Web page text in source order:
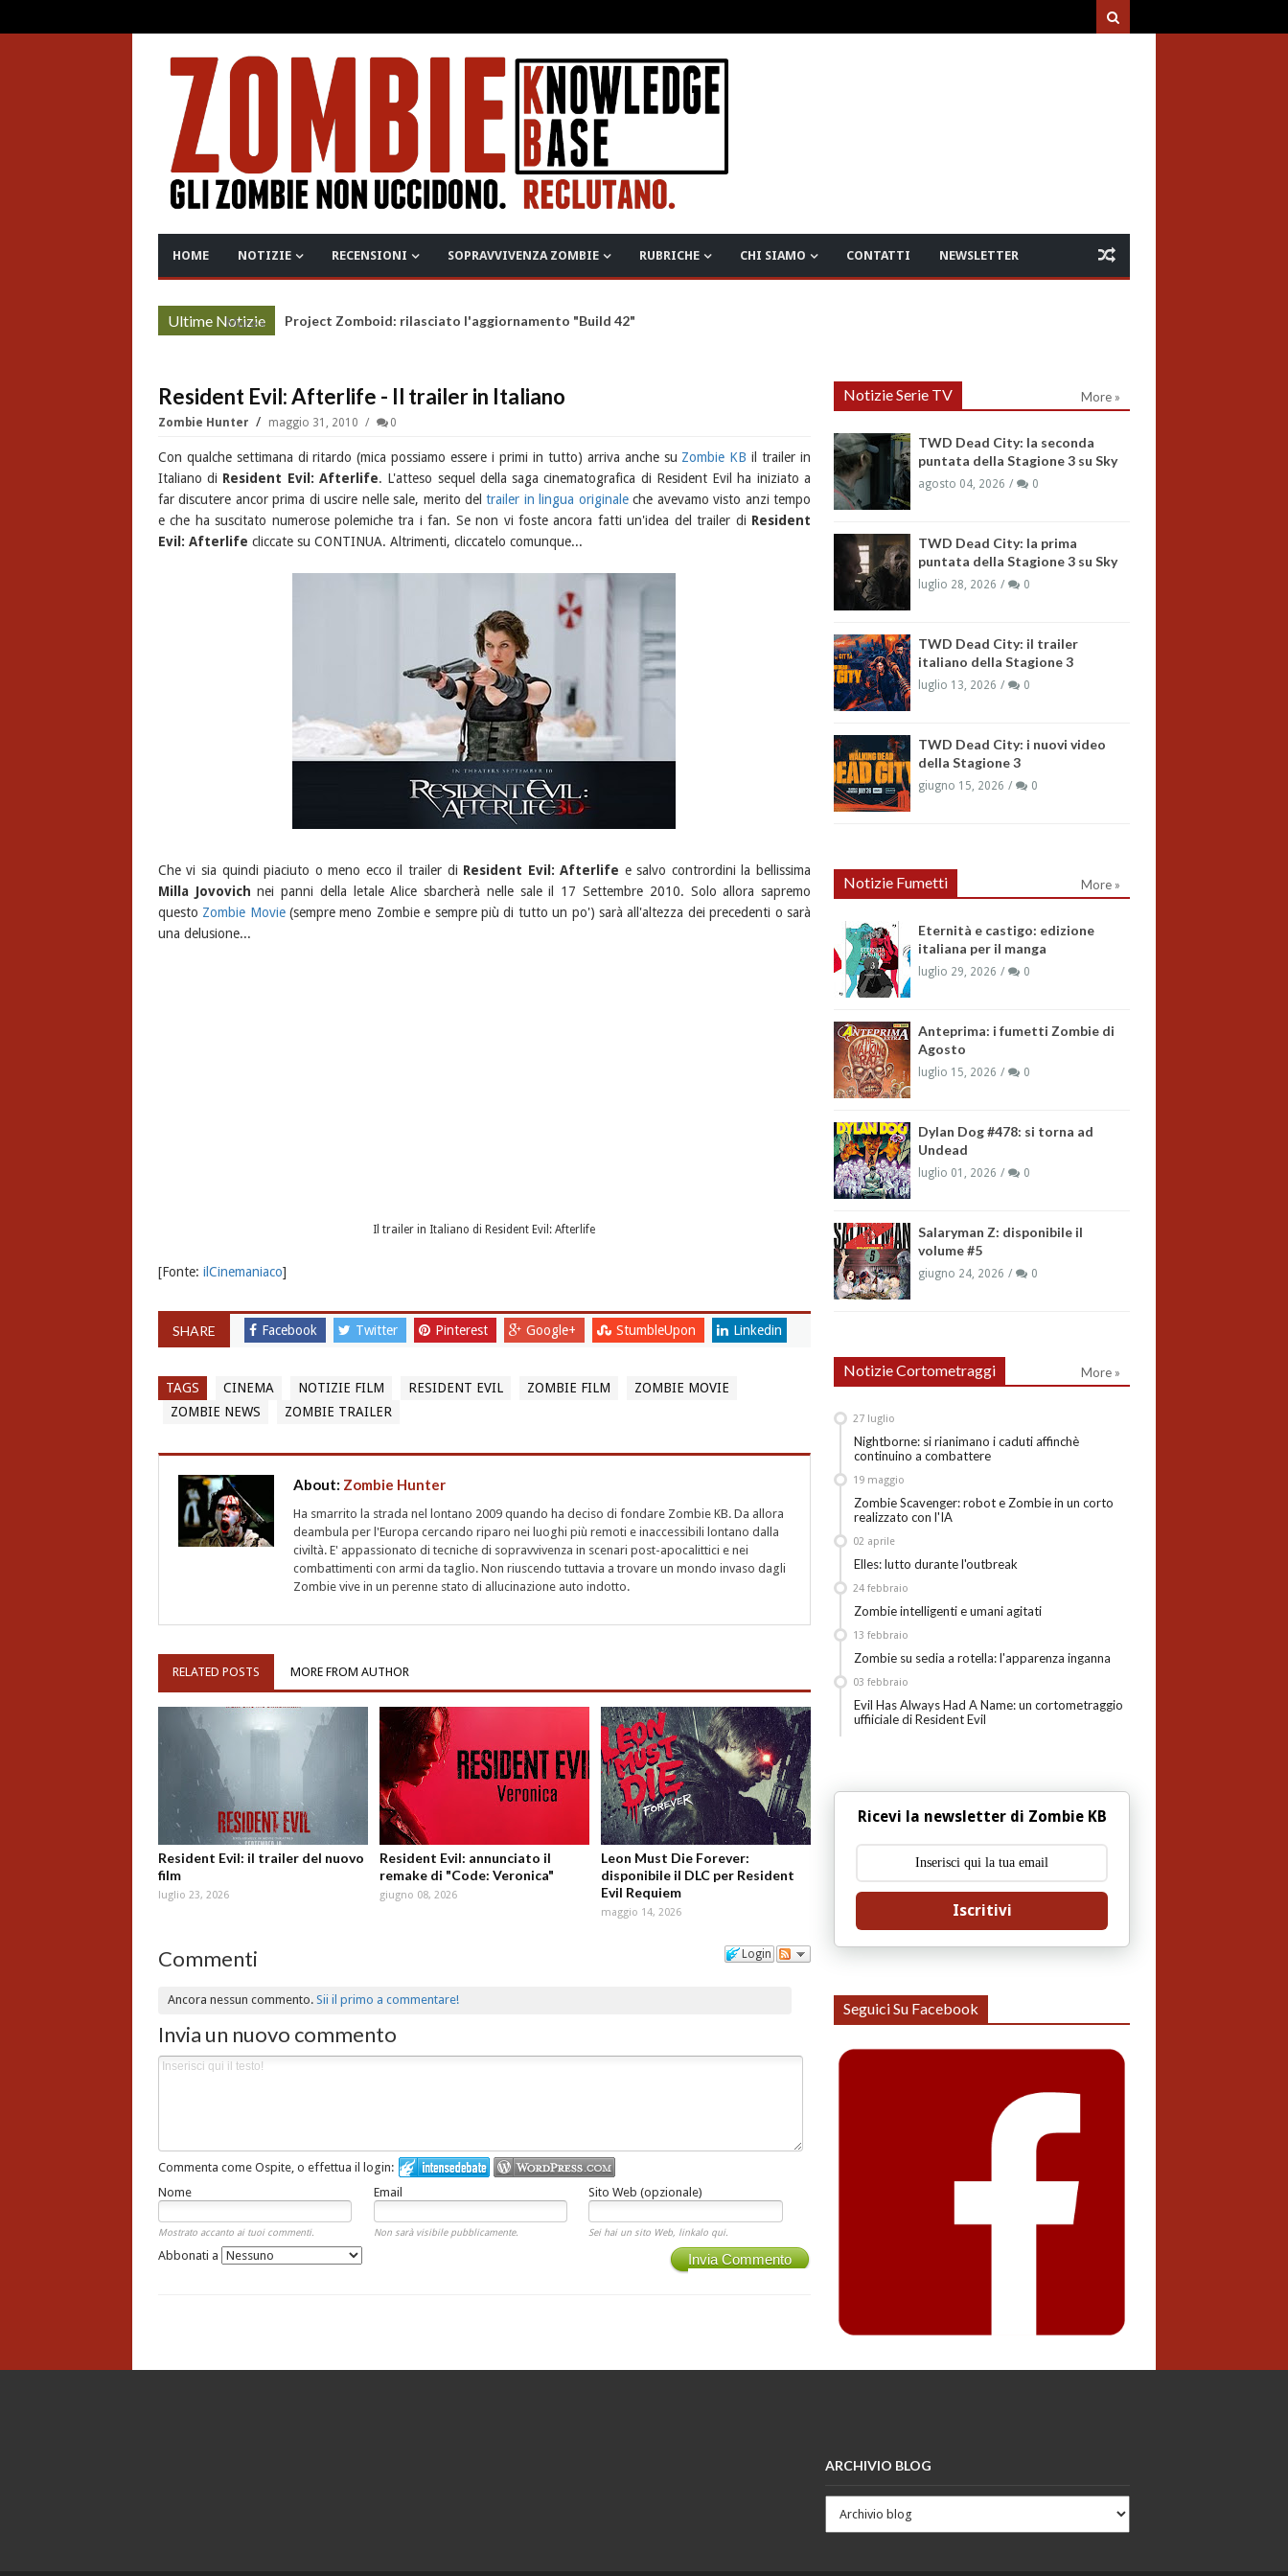
HOME NOTIZIE RECENSIONI SOPRAVVIVENZA ZOMBIE RUBRICHE CHI SIAMO CONTATTI NEWSLETTER
Ultime Notizie
More » Project Zomboid: rilasciato l'aggiornamento "Build 42"
Resident Evil: Afterlife - Il trailer in Italiano
Zombie Hunter maggio 31, 2010 0
Con qualche settimana di ritardo (mica possiamo essere i primi in tutto) arriva anche su Zombie KB il trailer in
Italiano di Resident Evil: Afterlife. L'atteso sequel della saga cinematografica di Resident Evil ha iniziato a
far discutere ancor prima di uscire nelle sale, merito deltrailer in lingua originaleche avevamo visto anzi tempo
e che ha suscitato numerose polemiche tra i fan. Se non vi foste ancora fatti un'idea del trailer di Resident
Evil: Afterlife cliccate su CONTINUA. Altrimenti, cliccatelo comunque...
Che vi sia quindi piaciuto o meno ecco il trailer di Resident Evil: Afterlife e salvo contrordini la bellissima
Milla Jovovich nei panni della letale Alice sbarcherà nelle sale il 17 Settembre 2010. Solo allora sapremo
questo Zombie Movie(sempre meno Zombie e sempre più di tutto un po') sarà all'altezza dei precedenti o sarà
una delusione...
Il trailer in Italiano di Resident Evil: Afterlife
[Fonte: ilCinemaniaco]
SHARE Facebook Twitter Pinterest Google+ StumbleUpon Linkedin
TAGS CINEMA NOTIZIE FILM RESIDENT EVIL ZOMBIE FILM
ZOMBIE MOVIE
ZOMBIE NEWS
ZOMBIE TRAILER
About: Zombie Hunter
Ha smarrito la strada nel lontano 2009 quando ha deciso di fondare Zombie KB. Da allora
deambula per l'Europa cercando riparo nei luoghi più remoti e inaccessibili lontano dalla
civiltà. E' appassionato di tecniche di sopravvivenza in scenari post-apocalittici e nei
combattimenti con armi da taglio. Non riuscendo tuttavia a trovare un mondo invaso dagli
Zombie vive in un perenne stato di allucinazione auto indotto.
RELATED POSTS MORE FROM AUTHOR
Resident Evil: il trailer del nuovo
film
luglio 23, 2026
Resident Evil: annunciato il
remake di "Code: Veronica"
giugno 08, 2026
Leon Must Die Forever:
disponibile il DLC per Resident
Evil Requiem
maggio 14, 2026
Login
Commenti
Ancora nessun commento.Sii il primo a commentare!
Invia un nuovo commento
Commenta come Ospite, o effettua il login:
Nome
Email Sito Web (opzionale)
Mostrato accanto ai tuoi commenti. Non sarà visibile pubblicamente. Sei hai un sito Web, linkalo qui.
Invia Commento
Abbonati a
Notizie Serie TV More »
TWD Dead City: la seconda
puntata della Stagione 3 su Sky
agosto 04, 2026 0
TWD Dead City: la prima
puntata della Stagione 3 su Sky
luglio 28, 2026 0
TWD Dead City: il trailer
italiano della Stagione 3
luglio 13, 2026 0
TWD Dead City: i nuovi video
della Stagione 3
giugno 15, 2026 0
Notizie Fumetti More »
Eternità e castigo: edizione
italiana per il manga
luglio 29, 2026 0
Anteprima: i fumetti Zombie di
Agosto
luglio 15, 2026 0
Dylan Dog #478: si torna ad
Undead
luglio 01, 2026 0
Salaryman Z: disponibile il
volume #5
giugno 24, 2026 0
Notizie Cortometraggi More »
Nightborne: si rianimano i caduti affinchè
continuino a combattere
27 luglio
Zombie Scavenger: robot e Zombie in un corto
realizzato con l'IA
19 maggio
Elles: lutto durante l'outbreak
02 aprile
Zombie intelligenti e umani agitati
24 febbraio
Zombie su sedia a rotella: l'apparenza inganna
13 febbraio
Evil Has Always Had A Name: un cortometraggio
uffiiciale di Resident Evil
03 febbraio
Ricevi la newsletter di Zombie KB
Iscritivi
Seguici Su Facebook
ARCHIVIO BLOG